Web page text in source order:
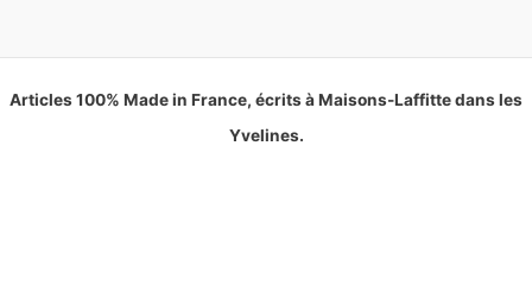
Articles 100% Made in France, écrits à Maisons-Laffitte dans les
Yvelines.